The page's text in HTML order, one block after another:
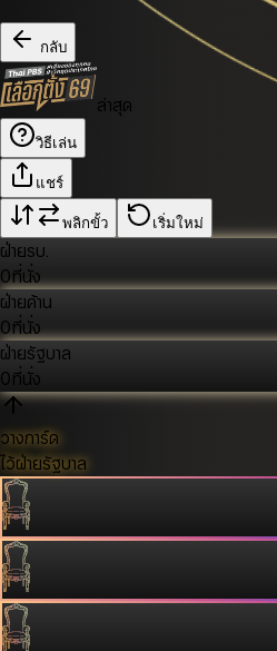
กลับ
ล่าสุด
วิธีเล่น
แชร์
พลิกขั้ว เริ่มใหม่
ฝ่ายรบ.
0ที่นั่ง
ฝ่ายค้าน
0ที่นั่ง
ฝ่ายรัฐบาล
0ที่นั่ง
วางการ์ด
ไว้ฝ่ายรัฐบาล